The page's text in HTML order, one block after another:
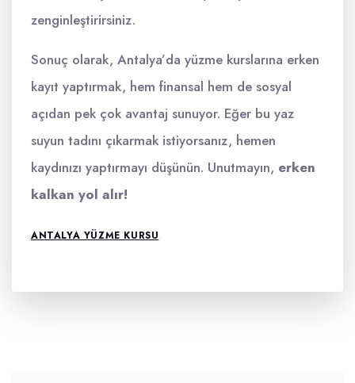
zenginleştirirsiniz.
Sonuç olarak, Antalya’da yüzme kurslarına erken
kayıt yaptırmak, hem finansal hem de sosyal
açıdan pek çok avantaj sunuyor. Eğer bu yaz
suyun tadını çıkarmak istiyorsanız, hemen
kaydınızı yaptırmayı düşünün. Unutmayın, erken
kalkan yol alır!
ANTALYA YÜZME KURSU